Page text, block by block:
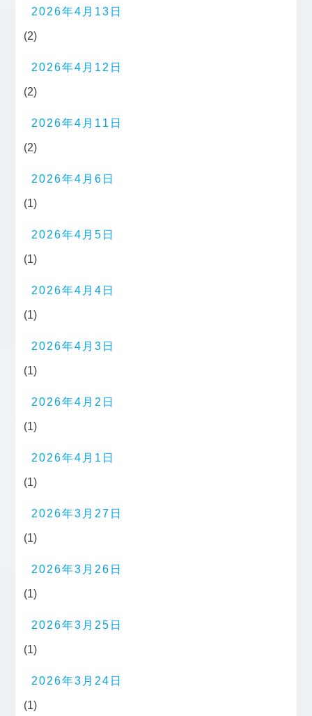
2026年4月13日
(2)
2026年4月12日
(2)
2026年4月11日
(2)
2026年4月6日
(1)
2026年4月5日
(1)
2026年4月4日
(1)
2026年4月3日
(1)
2026年4月2日
(1)
2026年4月1日
(1)
2026年3月27日
(1)
2026年3月26日
(1)
2026年3月25日
(1)
2026年3月24日
(1)